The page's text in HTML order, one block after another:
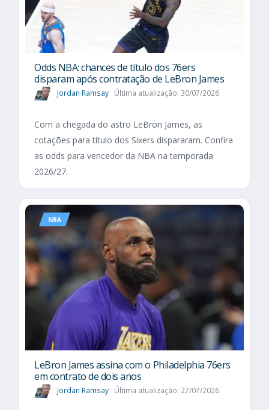
Odds NBA: chances de título dos 76ers
disparam após contratação de LeBron James
Jordan Ramsay Última atualização: 30/07/2026
Com a chegada do astro LeBron James, as
cotações para título dos Sixers dispararam. Confira
as odds para vencedor da NBA na temporada
2026/27.
NBA
LeBron James assina com o Philadelphia 76ers
em contrato de dois anos
Jordan Ramsay Última atualização: 27/07/2026